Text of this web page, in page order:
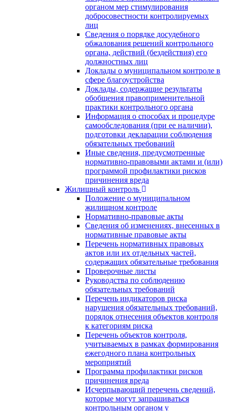
органом мер стимулирования
добросовестности контролируемых
лиц
Сведения о порядке досудебного
обжалования решений контрольного
органа, действий (бездействия) его
должностных лиц
Доклады о муниципальном контроле в
сфере благоустройства
Доклады, содержащие результаты
обобщения правоприменительной
практики контрольного органа
Информация о способах и процедуре
самообследования (при ее наличии),
подготовки декларации соблюдения
обязательных требований
Иные сведения, предусмотренные
нормативно-правовыми актами и (или)
программой профилактики рисков
причинения вреда
Жилищный контроль
Положение о муниципальном
жилищном контроле
Нормативно-правовые акты
Сведения об изменениях, внесенных в
нормативные правовые акты
Перечень нормативных правовых
актов или их отдельных частей,
содержащих обязательные требования
Проверочные листы
Руководства по соблюдению
обязательных требований
Перечень индикаторов риска
нарушения обязательных требований,
порядок отнесения объектов контроля
к категориям риска
Перечень объектов контроля,
учитываемых в рамках формирования
ежегодного плана контрольных
мероприятий
Программа профилактики рисков
причинения вреда
Исчерпывающий перечень сведений,
которые могут запрашиваться
контрольным органом у